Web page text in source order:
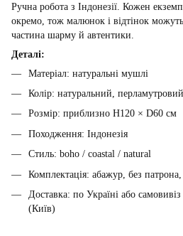
Ручна робота з Індонезії. Кожен
окремо, тож малюнок і відтінок
частина шарму й автентики.
Деталі:
Матеріал: натуральні мушлі
Колір: натуральний, перламутровий
Розмір: приблизно H120 × D60 см
Походження: Індонезія
Стиль: boho / coastal / natural
Комплектація: абажур, без
Доставка: по Україні або
(Київ)